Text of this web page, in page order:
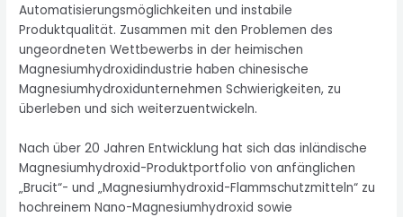
Automatisierungsmöglichkeiten und instabile
Produktqualität. Zusammen mit den Problemen des
ungeordneten Wettbewerbs in der heimischen
Magnesiumhydroxidindustrie haben chinesische
Magnesiumhydroxidunternehmen Schwierigkeiten, zu
überleben und sich weiterzuentwickeln.
Nach über 20 Jahren Entwicklung hat sich das inländische
Magnesiumhydroxid-Produktportfolio von anfänglichen
„Brucit“- und „Magnesiumhydroxid-Flammschutzmitteln“ zu
hochreinem Nano-Magnesiumhydroxid sowie